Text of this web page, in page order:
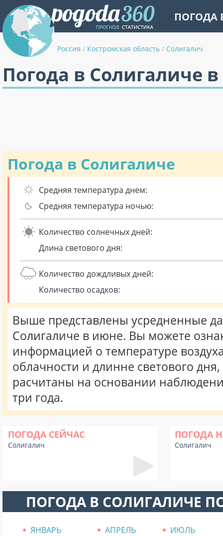
ПОГОДА
Россия / Костромская область / Солигалич
Погода в Солигаличе
Погода в Солигаличе
Средняя температура днем:
Средняя температура ночью:
Количество солнечных дней:
Длина светового дня:
Количество дождливых дней:
Количество осадков:
Выше представлены усредненные
Солигаличе в июне. Вы можете
информацией о температуре
облачности и длинне светового
расчитаны на основании
три года.
ПОГОДА СЕЙЧАС
Солигалич
ПОГОДА
Солигалич
ПОГОДА В СОЛИГАЛИЧЕ
ЯНВАРЬ АПРЕЛЬ
ИЮЛЬ